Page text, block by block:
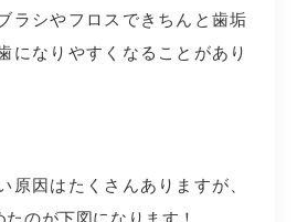
ラシやフロスできちんと歯垢
になりやすくなることがあり
原因はたくさんありますが、
のが下図になります！